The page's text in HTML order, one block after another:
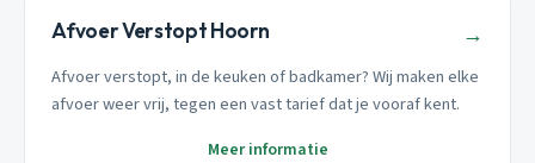
Afvoer Verstopt Hoorn →
Afvoer verstopt, in de keuken of badkamer? Wij maken elke
afvoer weer vrij, tegen een vast tarief dat je vooraf kent.
Meer informatie